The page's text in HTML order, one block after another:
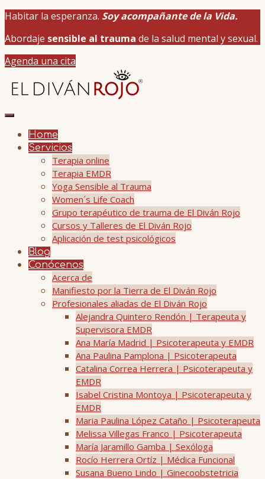
Habitar la esperanza. Soy acompañante de la Vida.
Abordaje sensible al trauma de la salud mental y sexual.
Agenda una cita
Home
Servicios
Terapia online
Terapia EMDR
Yoga Sensible al Trauma
Women´s Life Coach
Grupo terapéutico de trauma de El Diván Rojo
Cursos y Talleres de El Diván Rojo
Aplicación de test psicológicos
Blog
Conócenos
Acerca de
Manifiesto por la Tierra de El Diván Rojo
Profesionales aliadas de El Diván Rojo
Alejandra Quintero Rendón | Terapeuta y
Supervisora EMDR
Ana María Madrid | Psicoterapeuta y EMDR
Ana Paulina Pamplona | Psicoterapeuta
Catalina Correa Herrera | Psicoterapeuta y
EMDR
Isabel Cristina Montoya | Psicoterapeuta y
EMDR
Maria Paulina López Cataño | Psicoterapeuta
Melissa Villegas Franco | Psicoterapeuta
María Jaramillo Gamba | Sexóloga
Rocío Herrera Ortíz | Médica Funcional
Susana Bueno Lindo | Ginecoobstetricia